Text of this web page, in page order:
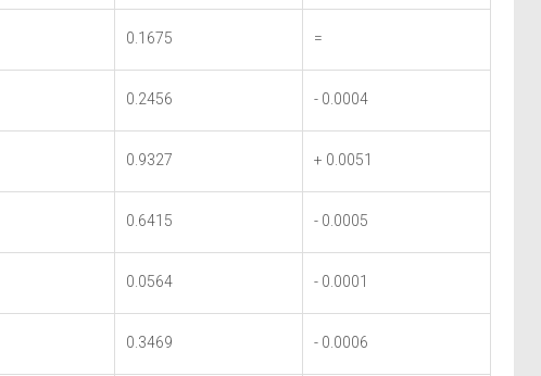
0.1675 =
0.2456 - 0.0004
0.9327 + 0.0051
0.6415 - 0.0005
0.0564 - 0.0001
0.3469 - 0.0006